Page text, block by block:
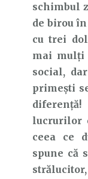
schimbul
de birou
cu trei
mai mulți
social,
primești
lucrurilor
ceea ce
spune că